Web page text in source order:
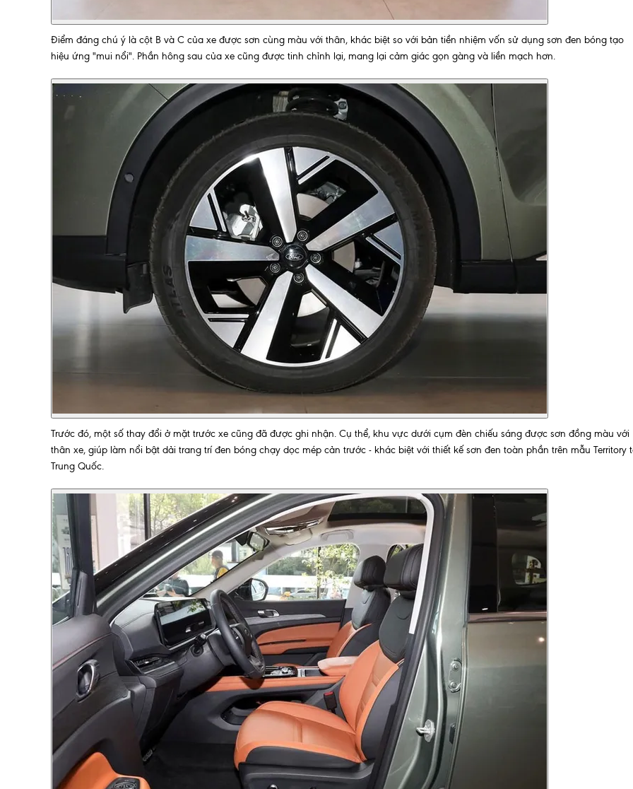
Điểm đáng chú ý là cột B và C của xe được sơn cùng màu với thân, khác biệt so với bản tiền nhiệm vốn sử dụng sơn đen bóng tạo
hiệu ứng "mui nổi". Phần hông sau của xe cũng được tinh chỉnh lại, mang lại cảm giác gọn gàng và liền mạch hơn.
Trước đó, một số thay đổi ở mặt trước xe cũng đã được ghi nhận. Cụ thể, khu vực dưới cụm đèn chiếu sáng được sơn đồng màu với
thân xe, giúp làm nổi bật dải trang trí đen bóng chạy dọc mép cản trước - khác biệt với thiết kế sơn đen toàn phần trên mẫu Territory
Trung Quốc.